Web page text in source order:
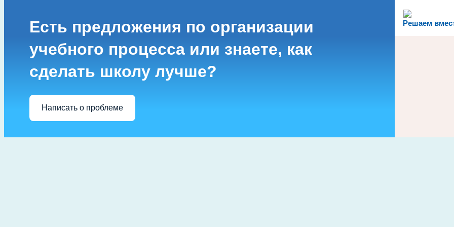
Решаем
Есть предложения по организации
учебного процесса или знаете, как
сделать школу лучше?
Написать о проблеме